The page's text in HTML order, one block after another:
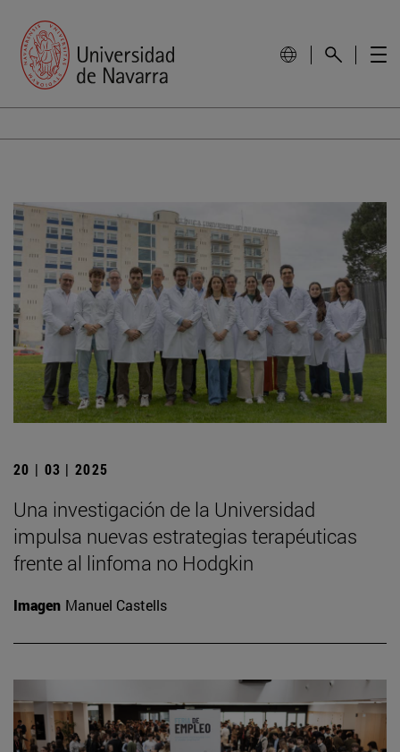
20 | 03 | 2025
Una investigación de la Universidad
impulsa nuevas estrategias terapéuticas
frente al linfoma no Hodgkin
Imagen Manuel Castells